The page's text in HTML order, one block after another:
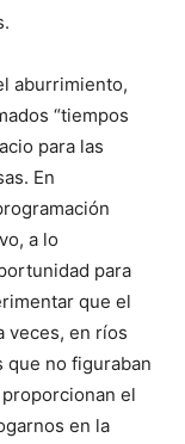
aburrimiento,
“tiempos
para las
En
a lo
para
que el
veces, en ríos
que no figuraban
el
en la